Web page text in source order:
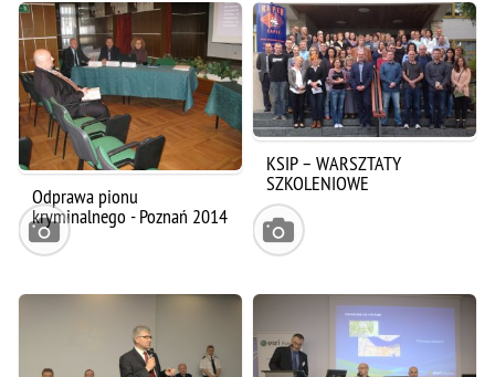
Odprawa pionu
kryminalnego - Poznań 2014
KSIP – WARSZTATY
SZKOLENIOWE